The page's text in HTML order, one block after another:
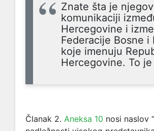
Znate šta je
komunikaciji
Hercegovine i
Federacije Bosne
koje imenuju
Hercegovine. To
Članak 2. Aneksa 10 nosi naslov